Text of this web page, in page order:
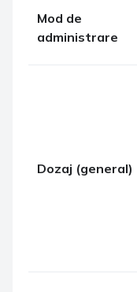
Mod de
administrare
Dozaj (general)